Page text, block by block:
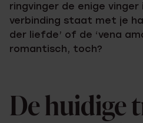
ringvinger de enige
verbinding staat met je
der liefde’ of de ‘vena
romantisch, toch?
De huidige